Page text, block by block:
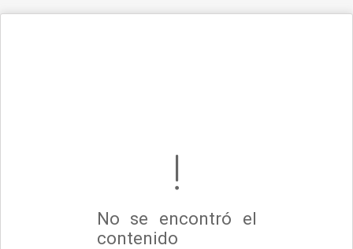
No se encontró el
contenido